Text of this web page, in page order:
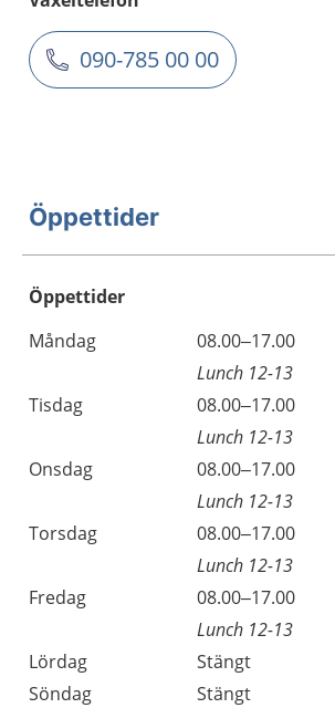
090-785 00 00
Öppettider
Öppettider
Dag
Öppettider
Kommentarer
Måndag
08.00–17.00
Lunch 12-13
Tisdag
08.00–17.00
Lunch 12-13
Onsdag
08.00–17.00
Lunch 12-13
Torsdag
08.00–17.00
Lunch 12-13
Fredag
08.00–17.00
Lunch 12-13
Lördag
Stängt
Söndag
Stängt